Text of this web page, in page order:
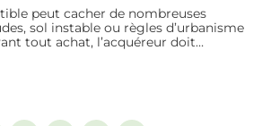
peut cacher de nombreuses
sol instable ou règles d’urbanisme
tout achat, l’acquéreur doit